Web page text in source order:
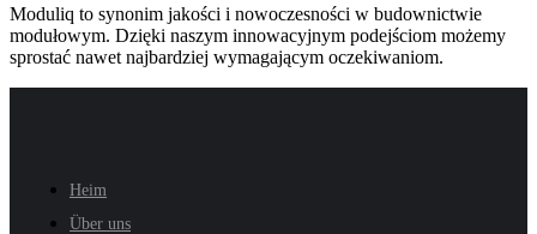
Moduliq to synonim jakości i nowoczesności w budownictwie
modułowym. Dzięki naszym innowacyjnym podejściom możemy
sprostać nawet najbardziej wymagającym oczekiwaniom.
Heim
Über uns